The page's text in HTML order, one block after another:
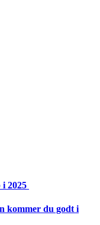
i 2025
kommer du godt i